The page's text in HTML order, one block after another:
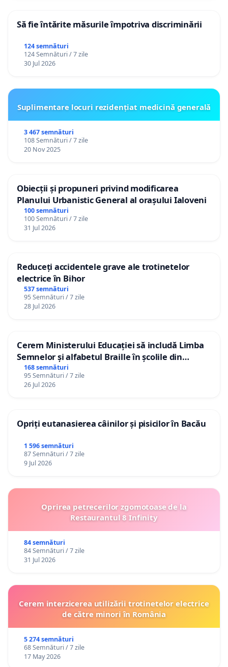
Să fie întărite măsurile împotriva discriminării
124 semnături
124 Semnături / 7 zile
30 Jul 2026
Suplimentare locuri rezidențiat medicină generală
3 467 semnături
108 Semnături / 7 zile
20 Nov 2025
Obiecții și propuneri privind modificarea
Planului Urbanistic General al orașului Ialoveni
100 semnături
100 Semnături / 7 zile
31 Jul 2026
Reduceți accidentele grave ale trotinetelor
electrice în Bihor
537 semnături
95 Semnături / 7 zile
28 Jul 2026
Cerem Ministerului Educației să includă Limba
Semnelor și alfabetul Braille în școlile din
Republica Moldova!
168 semnături
95 Semnături / 7 zile
26 Jul 2026
Opriți eutanasierea câinilor și pisicilor în Bacău
1 596 semnături
87 Semnături / 7 zile
9 Jul 2026
Oprirea petrecerilor zgomotoase de la
Restaurantul 8 Infinity
84 semnături
84 Semnături / 7 zile
31 Jul 2026
Cerem interzicerea utilizării trotinetelor electrice
de către minori în România
5 274 semnături
68 Semnături / 7 zile
17 May 2026